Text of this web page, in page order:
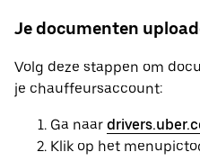
Je documenten
Volg deze stappen om
je chauffeursaccount:
Ga naar
Klik op het